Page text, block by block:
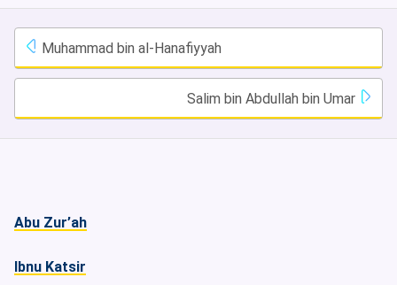
Muhammad bin al-Hanafiyyah
Salim bin Abdullah bin Umar
Abu Zur’ah
Ibnu Katsir